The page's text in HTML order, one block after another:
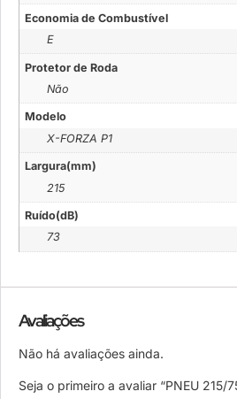
Economia de Combustível
E
Protetor de Roda
Não
Modelo
X-FORZA P1
Largura(mm)
215
Ruído(dB)
73
Avaliações
Não há avaliações ainda.
Seja o primeiro a avaliar “PNEU 215/